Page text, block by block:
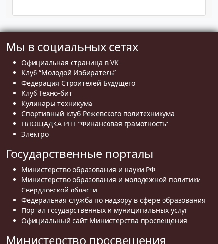
Мы в социальных сетях
Официальная страница в VK
Клуб “Молодой Избиратель”
Федерация Строителей Будущего
Клуб Техно-бит
Кулинары техникума
Спортивный клуб Режевского политехникума
ПЛОЩАДКА РПТ “Финансовая грамотность”
Электро
Государственные порталы
Министерство образования и науки РФ
Министерство образования и молодежной политики
Свердловской области
Федеральная служба по надзору в сфере образования
Портал государственных и муниципальных услуг
Официальный сайт Министерства просвещения
Министерство просвещения